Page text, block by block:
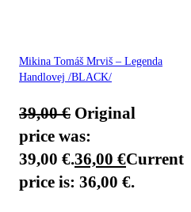
Mikina Tomáš Mrviš – Legenda
Handlovej /BLACK/
39,00€ Original
price was:
39,00 €.36,00 €Current
price is: 36,00 €.